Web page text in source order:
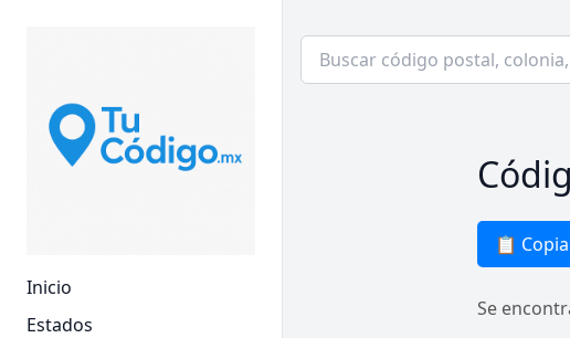
Inicio
Estados
📋
Se